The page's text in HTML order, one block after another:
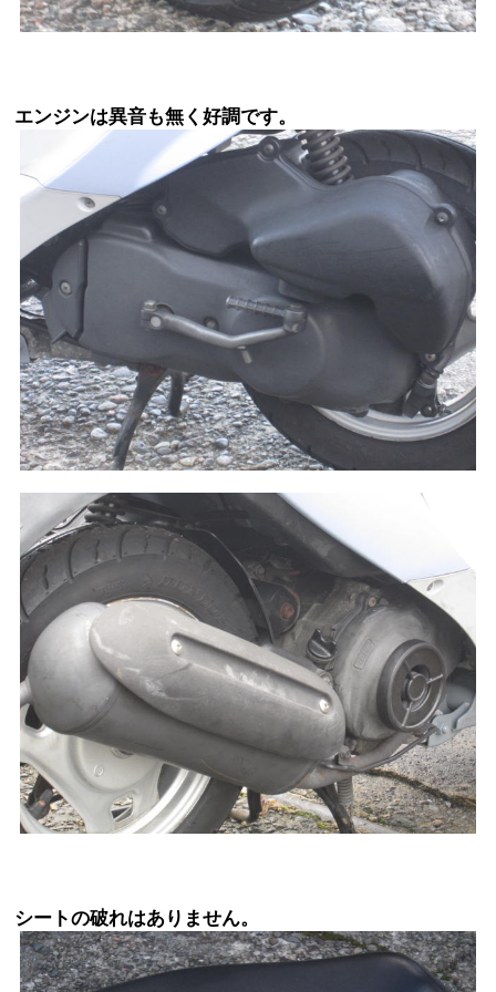
エンジンは異音も無く好調です。
シートの破れはありません。